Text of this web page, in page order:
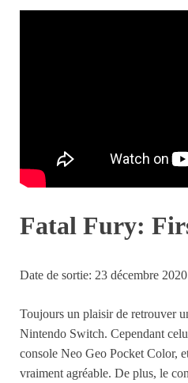
Fatal Fury:
Date de sortie: 23 décembre 2020
Toujours un plaisir de retrouver
Nintendo Switch. Cependant
console Neo Geo Pocket Color,
vraiment agréable. De plus, le